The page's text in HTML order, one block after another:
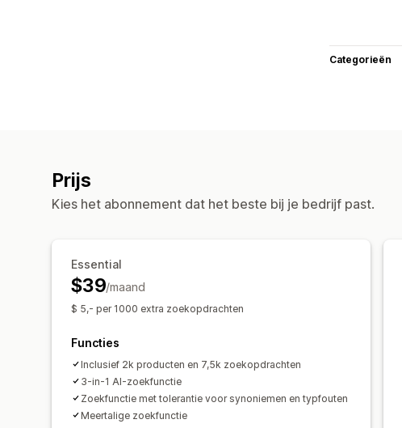
Categorieën
Prijs
Kies het abonnement dat het beste bij je bedrijf past.
Essential
$39/maand
$ 5,- per 1000 extra zoekopdrachten
Functies
Inclusief 2k producten en 7,5k zoekopdrachten
3-in-1 AI-zoekfunctie
Zoekfunctie met tolerantie voor synoniemen en typfouten
Meertalige zoekfunctie